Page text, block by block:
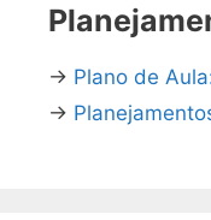
→ Plano de
→